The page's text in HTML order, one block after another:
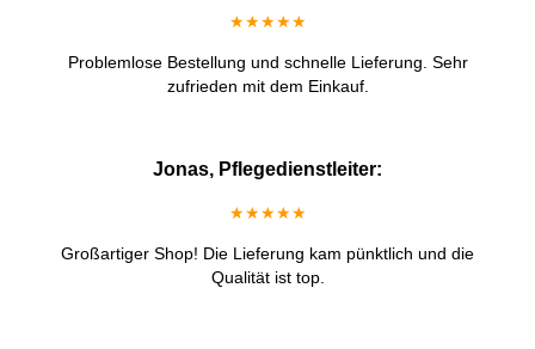
★★★★★
Problemlose Bestellung und schnelle Lieferung. Sehr
zufrieden mit dem Einkauf.
Jonas, Pflegedienstleiter:
★★★★★
Großartiger Shop! Die Lieferung kam pünktlich und die
Qualität ist top.